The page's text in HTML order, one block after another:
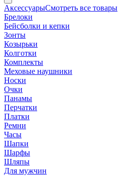
АксессуарыСмотреть все товары
Брелоки
Бейсболки и кепки
Зонты
Козырьки
Колготки
Комплекты
Меховые наушники
Носки
Очки
Панамы
Перчатки
Платки
Ремни
Часы
Шапки
Шарфы
Шляпы
Для мужчин